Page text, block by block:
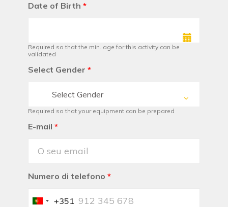
Date of Birth *
Required so that the min. age for this activity can be
validated
Select Gender *
Select Gender
Required so that your equipment can be prepared
E-mail *
Numero di telefono *
Portugal
+351